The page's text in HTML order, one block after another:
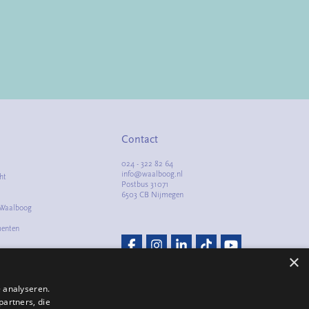
Contact
024 - 322 82 64
info@waalboog.nl
Postbus 31071
6503 CB Nijmegen
×
die